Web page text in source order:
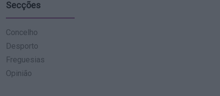
Secções
Concelho
Desporto
Freguesias
Opinião